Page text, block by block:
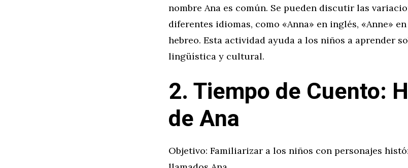
nombre Ana es común. Se pueden discutir las
diferentes idiomas, como «Anna» en inglés, «Anne»
hebreo. Esta actividad ayuda a los niños a aprender
lingüística y cultural.
2. Tiempo de Cuento:
de Ana
Objetivo: Familiarizar a los niños con personajes